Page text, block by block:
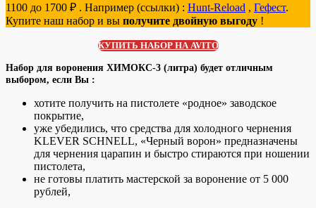
1100 до 1700 ₽ . Например (ссылки) : Hunt-Reload , Гефест.
Купите наш набор и вы получите двойную выгоду !
КУПИТЬ НАБОР НА AVITO
Набор для воронения ХИМОКС-3 (литра) будет отличным
выбором, если Вы :
хотите получить на пистолете «родное» заводское
покрытие,
уже убедились, что средства для холодного чернения
KLEVER SCHNELL, «Черный ворон» предназначены
для чернения царапин и быстро стираются при ношении
пистолета,
не готовы платить мастерской за воронение от 5 000
рублей,